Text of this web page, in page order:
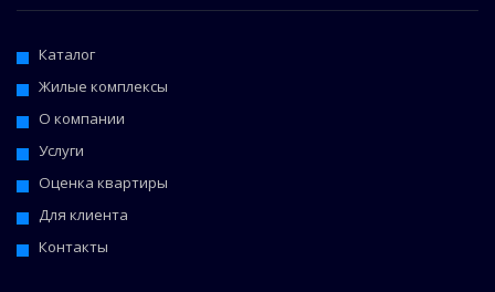
Каталог
Жилые комплексы
О компании
Услуги
Оценка квартиры
Для клиента
Контакты